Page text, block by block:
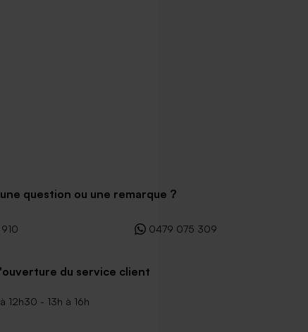
question ou une remarque ?
0479 075 309
du service client
12h30 - 13h à 16h